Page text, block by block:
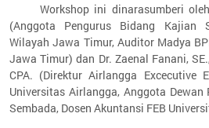
Workshop ini dinarasumberi
(Anggota Pengurus Bidang Kajian
Wilayah Jawa Timur, Auditor Madya
Jawa Timur) dan Dr. Zaenal Fanani,
CPA. (Direktur Airlangga Excecutive
Universitas Airlangga, Anggota Dewan
Sembada, Dosen Akuntansi FEB